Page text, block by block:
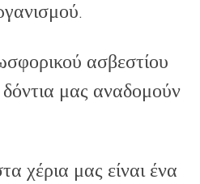
ασβεστίου
μας αναδομούν
χέρια μας είναι ένα